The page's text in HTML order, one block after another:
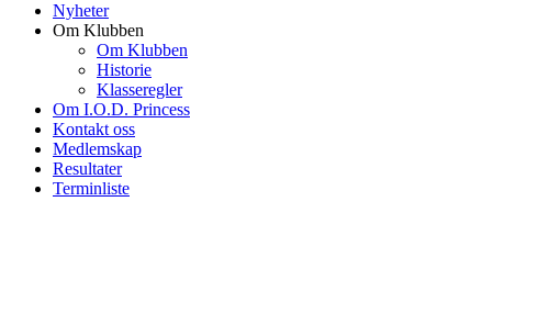
Nyheter
Om Klubben
Om Klubben
Historie
Klasseregler
Om I.O.D. Princess
Kontakt oss
Medlemskap
Resultater
Terminliste